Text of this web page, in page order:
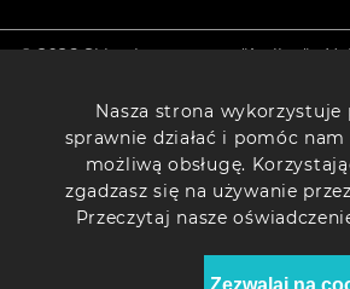
© 2026 Sklep internetowy "Artline" -
Nasza strona wykorzystuje
sprawnie działać i pomóc
możliwą obsługę.
zgadzasz się na używanie
Przeczytaj nasze
Zezwalaj na